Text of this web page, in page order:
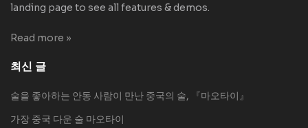
landing page to see all features & demos.
Read more »
최신 글
술을 좋아하는 안동 사람이 만난 중국의 술, 『마오타이』
가장 중국 다운 술 마오타이